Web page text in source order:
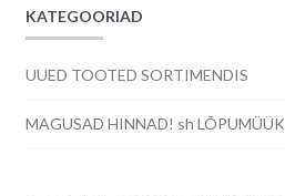
KATEGOORIAD
UUED TOOTED SORTIMENDIS
MAGUSAD HINNAD! sh LÕPUMÜÜK